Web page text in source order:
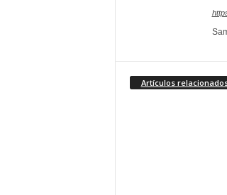
Artículos